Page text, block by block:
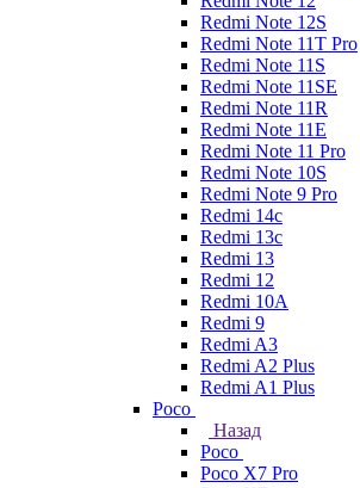
Redmi Note 12S
Redmi Note 11T Pro
Redmi Note 11S
Redmi Note 11SE
Redmi Note 11R
Redmi Note 11E
Redmi Note 11 Pro
Redmi Note 10S
Redmi Note 9 Pro
Redmi 14c
Redmi 13c
Redmi 13
Redmi 12
Redmi 10A
Redmi 9
Redmi A3
Redmi A2 Plus
Redmi A1 Plus
Poco
Назад
Poco
Poco X7 Pro